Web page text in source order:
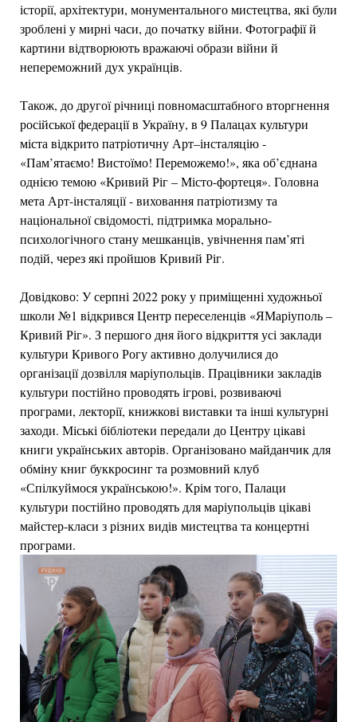
історії, архітектури, монументального мистецтва, які були
зроблені у мирні часи, до початку війни. Фотографії й
картини відтворюють вражаючі образи війни й
непереможний дух українців.
Також, до другої річниці повномасштабного вторгнення
російської федерації в Україну, в 9 Палацах культури
міста відкрито патріотичну Арт–інсталяцію -
«Пам’ятаємо! Вистоїмо! Переможемо!», яка об’єднана
однією темою «Кривий Ріг – Місто-фортеця». Головна
мета Арт-інсталяції - виховання патріотизму та
національної свідомості, підтримка морально-
психологічного стану мешканців, увічнення пам’яті
подій, через які пройшов Кривий Ріг.
Довідково: У серпні 2022 року у приміщенні художньої
школи №1 відкрився Центр переселенців «ЯМаріуполь –
Кривий Ріг». З першого дня його відкриття усі заклади
культури Кривого Рогу активно долучилися до
організації дозвілля маріупольців. Працівники закладів
культури постійно проводять ігрові, розвиваючі
програми, лекторії, книжкові виставки та інші культурні
заходи. Міські бібліотеки передали до Центру цікаві
книги українських авторів. Організовано майданчик для
обміну книг буккросинг та розмовний клуб
«Спілкуймося українською!». Крім того, Палаци
культури постійно проводять для маріупольців цікаві
майстер-класи з різних видів мистецтва та концертні
програми.